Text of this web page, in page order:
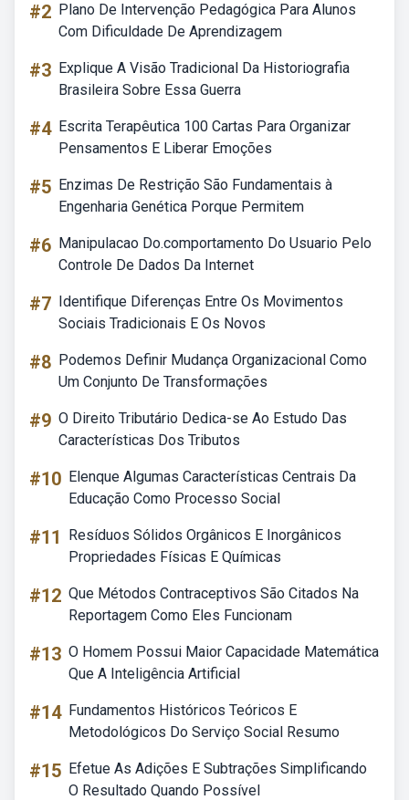
#2 Plano De Intervenção Pedagógica Para Alunos
Com Dificuldade De Aprendizagem
#3 Explique A Visão Tradicional Da Historiografia
Brasileira Sobre Essa Guerra
#4 Escrita Terapêutica 100 Cartas Para Organizar
Pensamentos E Liberar Emoções
#5 Enzimas De Restrição São Fundamentais à
Engenharia Genética Porque Permitem
#6 Manipulacao Do.comportamento Do Usuario Pelo
Controle De Dados Da Internet
#7 Identifique Diferenças Entre Os Movimentos
Sociais Tradicionais E Os Novos
#8 Podemos Definir Mudança Organizacional Como
Um Conjunto De Transformações
#9 O Direito Tributário Dedica-se Ao Estudo Das
Características Dos Tributos
#10 Elenque Algumas Características Centrais Da
Educação Como Processo Social
#11
Resíduos Sólidos Orgânicos E Inorgânicos
Propriedades Físicas E Químicas
#12 Que Métodos Contraceptivos São Citados Na
Reportagem Como Eles Funcionam
#13 O Homem Possui Maior Capacidade Matemática
Que A Inteligência Artificial
#14 Fundamentos Históricos Teóricos E
Metodológicos Do Serviço Social Resumo
#15 Efetue As Adições E Subtrações Simplificando
O Resultado Quando Possível